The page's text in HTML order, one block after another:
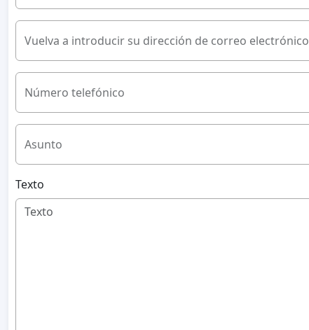
Vuelva a introducir su dirección de correo electrónico
Número telefónico
Asunto
Texto